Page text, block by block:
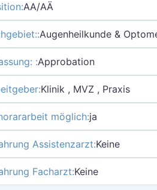
AA/AÄ
Augenheilkunde &
:Approbation
Klinik , MVZ , Praxis
möglich:ja
Assistenzarzt:Keine
Facharzt:Keine